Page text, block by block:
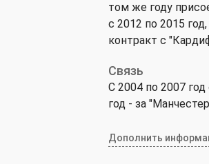
том же году
с 2012 по 2015
контракт с
Связь
С 2004 по 2007
год - за
Дополнить